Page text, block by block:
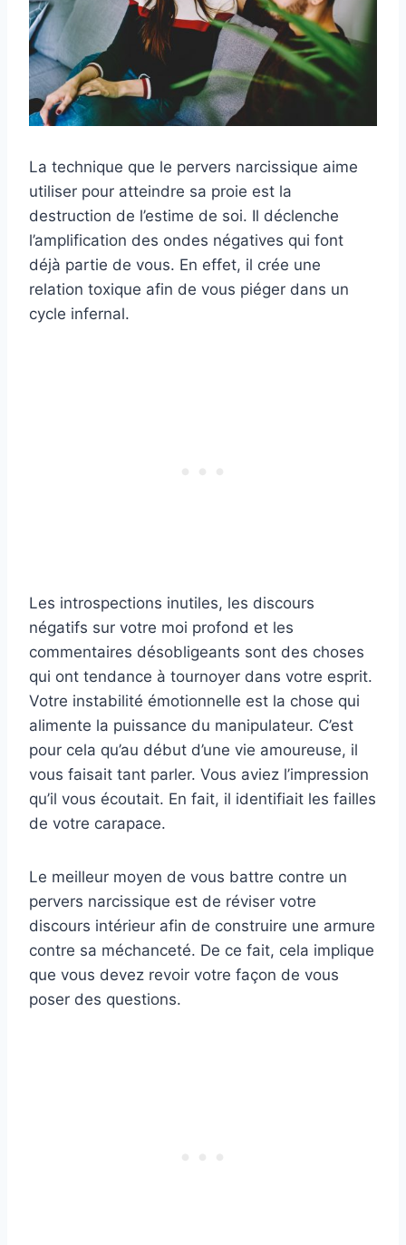
La technique que le pervers narcissique aime
utiliser pour atteindre sa proie est la
destruction de l’estime de soi. Il déclenche
l’amplification des ondes négatives qui font
déjà partie de vous. En effet, il crée une
relation toxique afin de vous piéger dans un
cycle infernal.
Les introspections inutiles, les discours
négatifs sur votre moi profond et les
commentaires désobligeants sont des choses
qui ont tendance à tournoyer dans votre esprit.
Votre instabilité émotionnelle est la chose qui
alimente la puissance du manipulateur. C’est
pour cela qu’au début d’une vie amoureuse, il
vous faisait tant parler. Vous aviez l’impression
qu’il vous écoutait. En fait, il identifiait les failles
de votre carapace.
Le meilleur moyen de vous battre contre un
pervers narcissique est de réviser votre
discours intérieur afin de construire une armure
contre sa méchanceté. De ce fait, cela implique
que vous devez revoir votre façon de vous
poser des questions.